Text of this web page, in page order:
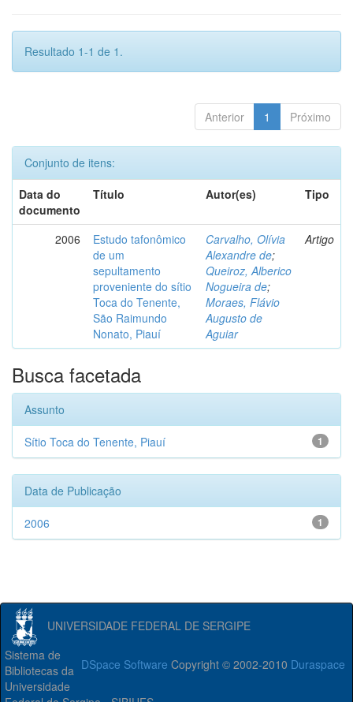
Resultado 1-1 de 1.
Anterior 1 Próximo
Conjunto de itens:
Data do
documento
Título Autor(es) Tipo
2006
Estudo tafonômico
de um
sepultamento
proveniente do sítio
Toca do Tenente,
São Raimundo
Nonato, Piauí
Carvalho, Olívia
Alexandre de;
Queiroz, Alberico
Nogueira de;
Moraes, Flávio
Augusto de
Aguiar
Artigo
Busca facetada
Assunto
1
Sítio Toca do Tenente, Piauí
Data de Publicação
1
2006
UNIVERSIDADE FEDERAL DE SERGIPE
DSpace Software Copyright © 2002-2010 Duraspace
Sistema de
Bibliotecas da
Universidade